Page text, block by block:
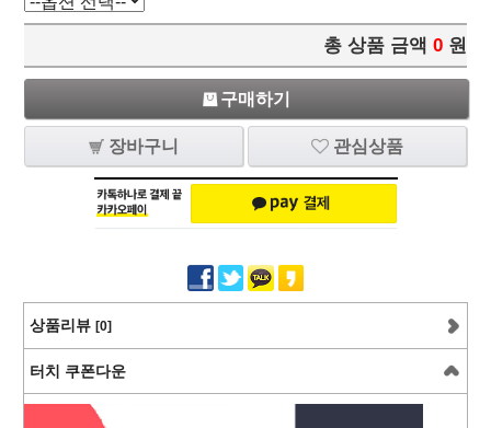
총 상품 금액 0 원
구매하기
장바구니 관심상품
상품리뷰 [0]
터치 쿠폰다운